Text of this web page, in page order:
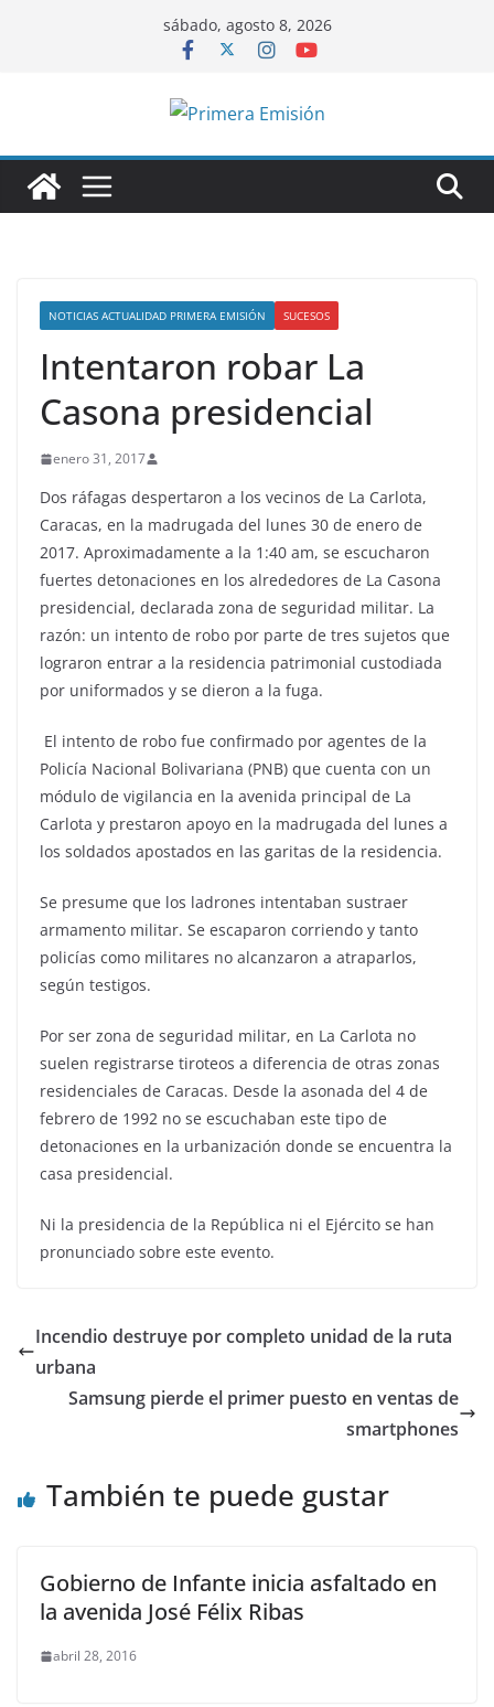
sábado, agosto 8, 2026
NOTICIAS ACTUALIDAD PRIMERA EMISIÓN SUCESOS
Intentaron robar La
Casona presidencial
enero 31, 2017
Dos ráfagas despertaron a los vecinos de La Carlota,
Caracas, en la madrugada del lunes 30 de enero de
2017. Aproximadamente a la 1:40 am, se escucharon
fuertes detonaciones en los alrededores de La Casona
presidencial, declarada zona de seguridad militar. La
razón: un intento de robo por parte de tres sujetos que
lograron entrar a la residencia patrimonial custodiada
por uniformados y se dieron a la fuga.
El intento de robo fue confirmado por agentes de la
Policía Nacional Bolivariana (PNB) que cuenta con un
módulo de vigilancia en la avenida principal de La
Carlota y prestaron apoyo en la madrugada del lunes a
los soldados apostados en las garitas de la residencia.
Se presume que los ladrones intentaban sustraer
armamento militar. Se escaparon corriendo y tanto
policías como militares no alcanzaron a atraparlos,
según testigos.
Por ser zona de seguridad militar, en La Carlota no
suelen registrarse tiroteos a diferencia de otras zonas
residenciales de Caracas. Desde la asonada del 4 de
febrero de 1992 no se escuchaban este tipo de
detonaciones en la urbanización donde se encuentra la
casa presidencial.
Ni la presidencia de la República ni el Ejército se han
pronunciado sobre este evento.
Incendio destruye por completo unidad de la ruta
urbana
Samsung pierde el primer puesto en ventas de
smartphones
También te puede gustar
Gobierno de Infante inicia asfaltado en
la avenida José Félix Ribas
abril 28, 2016